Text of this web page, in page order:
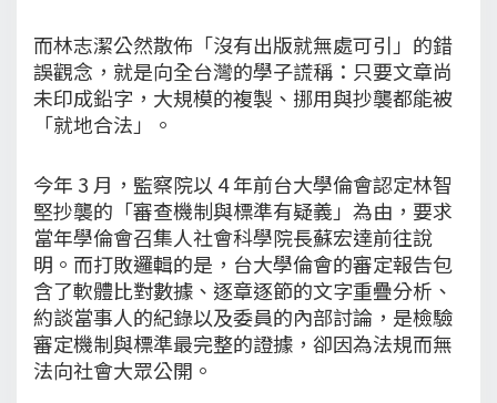
而林志潔公然散佈「沒有出版就無處可引」的錯
誤觀念，就是向全台灣的學子謊稱：只要文章尚
未印成鉛字，大規模的複製、挪用與抄襲都能被
「就地合法」。
今年 3 月，監察院以 4 年前台大學倫會認定林智
堅抄襲的「審查機制與標準有疑義」為由，要求
當年學倫會召集人社會科學院長蘇宏達前往說
明。而打敗邏輯的是，台大學倫會的審定報告包
含了軟體比對數據、逐章逐節的文字重疊分析、
約談當事人的紀錄以及委員的內部討論，是檢驗
審定機制與標準最完整的證據，卻因為法規而無
法向社會大眾公開。